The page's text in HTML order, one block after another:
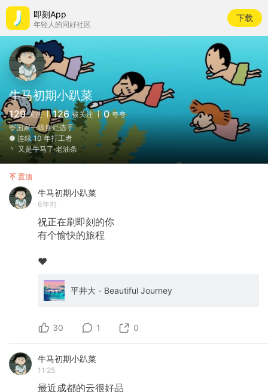
即刻App
年轻人的同好社区
下载
牛马初期小趴菜
129 关注 126 被关注 0 夸夸
🦌国家一级摆烂选手
︎● 连续 10 年打工者
丶 又是牛马了·老油条
置顶
牛马初期小趴菜
6年前
祝正在刷即刻的你
有个愉快的旅程
❤
平井大 - Beautiful Journey
30 1 0
牛马初期小趴菜
11:25
最近成都的云很好品